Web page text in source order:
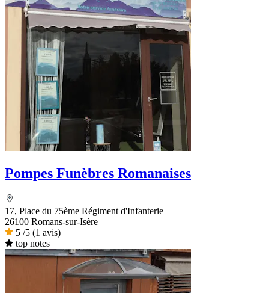
Pompes Funèbres Romanaises
17, Place du 75ème Régiment d'Infanterie
26100 Romans-sur-Isère
5 /5 (1 avis)
top notes